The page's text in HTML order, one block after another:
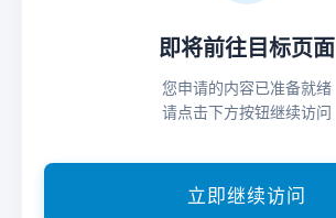
即将前往目标页面
您申请的内容已准备就绪
请点击下方按钮继续访问
立即继续访问